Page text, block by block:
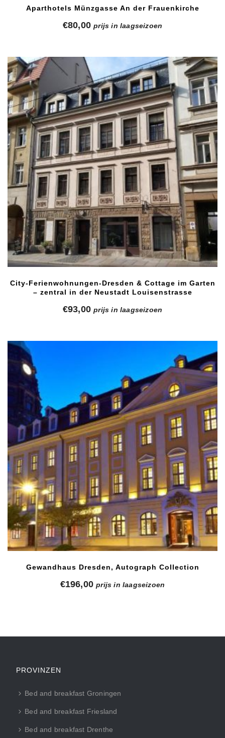
Aparthotels Münzgasse An der Frauenkirche
€80,00 prijs in laagseizoen
City-Ferienwohnungen-Dresden & Cottage im Garten
– zentral in der Neustadt Louisenstrasse
€93,00 prijs in laagseizoen
Gewandhaus Dresden, Autograph Collection
€196,00 prijs in laagseizoen
PROVINZEN
Bed and breakfast Groningen
Bed and breakfast Friesland
Bed and breakfast Drenthe